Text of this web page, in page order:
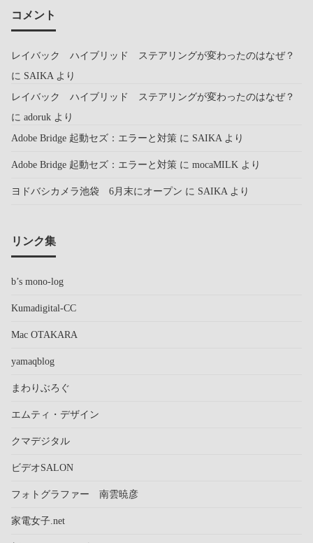
コメント
レイバック ハイブリッド ステアリングが変わったのはなぜ？
に SAIKA より
レイバック ハイブリッド ステアリングが変わったのはなぜ？
に adoruk より
Adobe Bridge 起動セズ：エラーと対策 に SAIKA より
Adobe Bridge 起動セズ：エラーと対策 に mocaMILK より
ヨドバシカメラ池袋 6月末にオープン に SAIKA より
リンク集
b’s mono-log
Kumadigital-CC
Mac OTAKARA
yamaqblog
まわりぶろぐ
エムティ・デザイン
クマデジタル
ビデオSALON
フォトグラファー 南雲暁彦
家電女子.net